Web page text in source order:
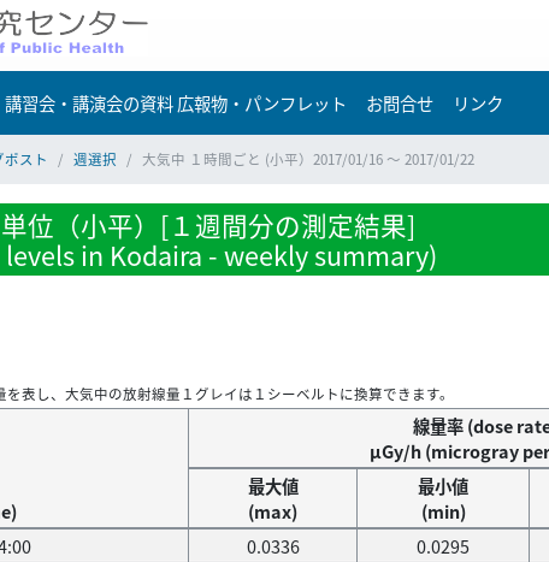
講習会・講演会の資料 広報物・パンフレット お問合せ リンク
スト 週選択 大気中 １時間ごと (小平）2017/01/16 ～ 2017/01/22
位（小平）[１週間分の測定結果]
in Kodaira - weekly summary)
表し、大気中の放射線量１グレイは１シーベルトに換算できます。
線量率 (dose
μGy/h (microgray
最大値
(max)
最小値
(min)
0.0336 0.0295